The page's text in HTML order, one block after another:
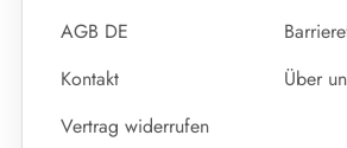
AGB DE
Kontakt
Über
Vertrag widerrufen